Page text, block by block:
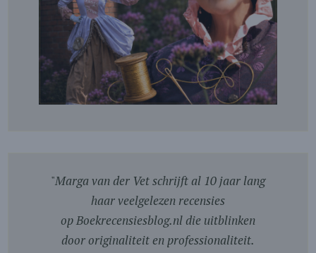
"Marga van der Vet schrijft al 10 jaar lang
haar veelgelezen recensies
op Boekrecensiesblog.nl die uitblinken
door originaliteit en professionaliteit.